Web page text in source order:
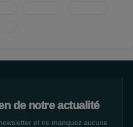
de notre actualité
et ne manquez aucune